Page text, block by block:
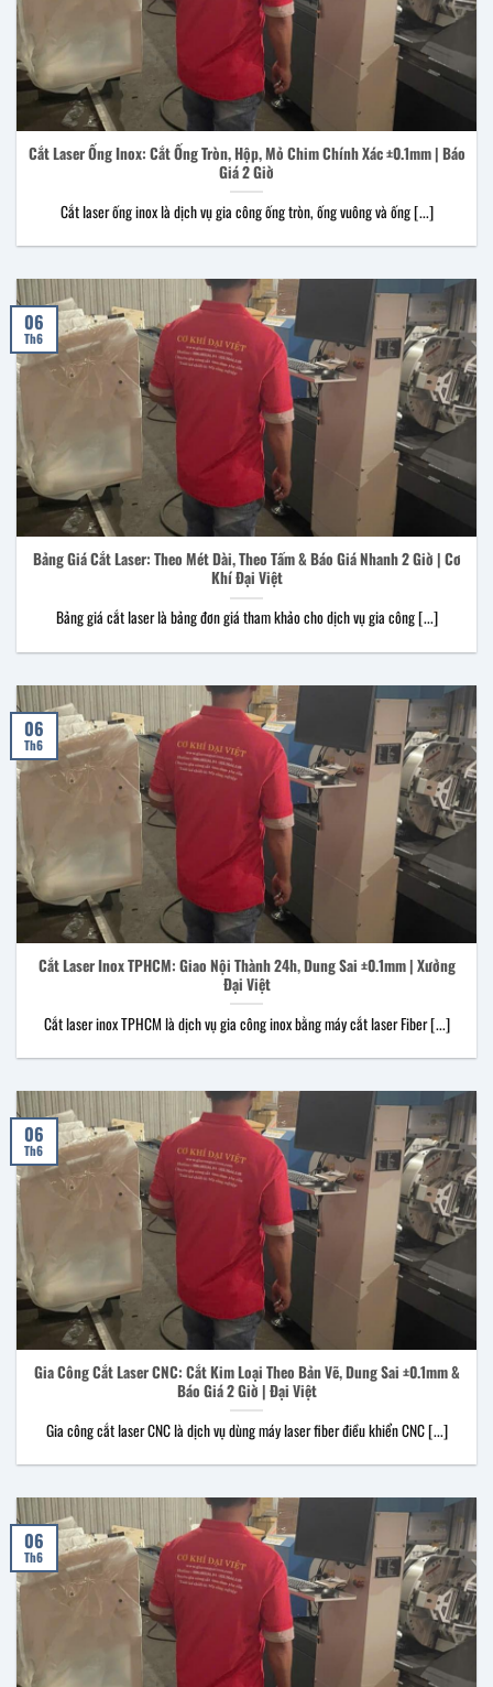
Cắt Laser Ống Inox: Cắt Ống Tròn, Hộp, Mỏ Chim Chính Xác ±0.1mm | Báo
Giá 2 Giờ
Cắt laser ống inox là dịch vụ gia công ống tròn, ống vuông và ống [...]
Bảng Giá Cắt Laser: Theo Mét Dài, Theo Tấm & Báo Giá Nhanh 2 Giờ | Cơ
Khí Đại Việt
Bảng giá cắt laser là bảng đơn giá tham khảo cho dịch vụ gia công [...]
06
Th6
Cắt Laser Inox TPHCM: Giao Nội Thành 24h, Dung Sai ±0.1mm | Xưởng
Đại Việt
Cắt laser inox TPHCM là dịch vụ gia công inox bằng máy cắt laser Fiber [...]
06
Th6
Gia Công Cắt Laser CNC: Cắt Kim Loại Theo Bản Vẽ, Dung Sai ±0.1mm &
Báo Giá 2 Giờ | Đại Việt
Gia công cắt laser CNC là dịch vụ dùng máy laser fiber điều khiển CNC [...]
06
Th6
06
Th6